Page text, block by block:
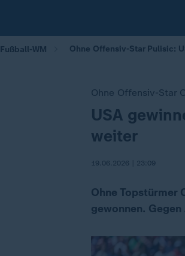
Fußball-WM Ohne Offensiv-Star Pulisic:
Ohne Offensiv-Star
:USA
weiter
19.06.2026 | 23:09
Ohne Topstürmer
gewonnen.